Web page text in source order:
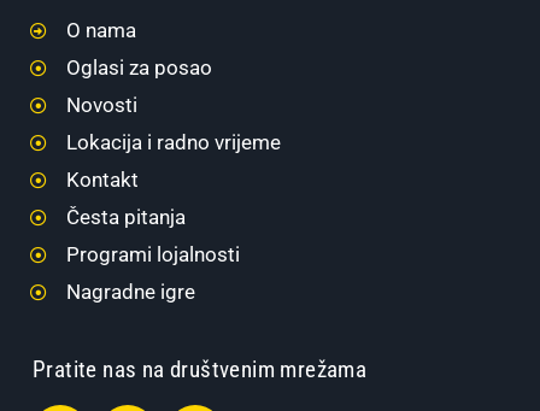
O nama
Oglasi za posao
Novosti
Lokacija i radno vrijeme
Kontakt
Česta pitanja
Programi lojalnosti
Nagradne igre
Pratite nas na društvenim mrežama